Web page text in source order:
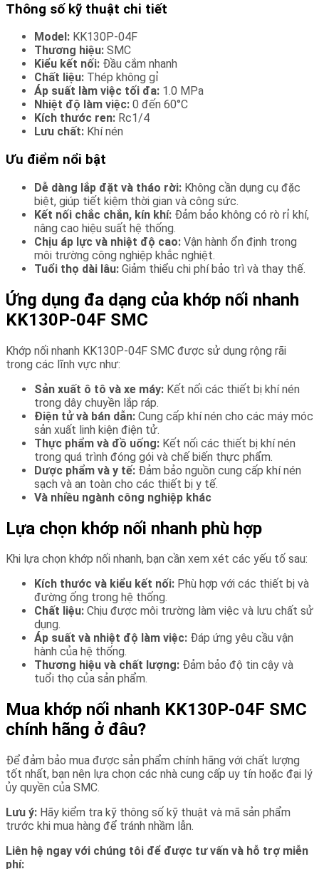
Thông số kỹ thuật chi tiết
Model: KK130P-04F
Thương hiệu: SMC
Kiểu kết nối: Đầu cắm nhanh
Chất liệu: Thép không gỉ
Áp suất làm việc tối đa: 1.0 MPa
Nhiệt độ làm việc: 0 đến 60°C
Kích thước ren: Rc1/4
Lưu chất: Khí nén
Ưu điểm nổi bật
Dễ dàng lắp đặt và tháo rời: Không cần dụng cụ đặc
biệt, giúp tiết kiệm thời gian và công sức.
Kết nối chắc chắn, kín khí: Đảm bảo không có rò rỉ khí,
nâng cao hiệu suất hệ thống.
Chịu áp lực và nhiệt độ cao: Vận hành ổn định trong
môi trường công nghiệp khắc nghiệt.
Tuổi thọ dài lâu: Giảm thiểu chi phí bảo trì và thay thế.
Ứng dụng đa dạng của khớp nối nhanh
KK130P-04F SMC
Khớp nối nhanh KK130P-04F SMC được sử dụng rộng rãi
trong các lĩnh vực như:
Sản xuất ô tô và xe máy: Kết nối các thiết bị khí nén
trong dây chuyền lắp ráp.
Điện tử và bán dẫn: Cung cấp khí nén cho các máy móc
sản xuất linh kiện điện tử.
Thực phẩm và đồ uống: Kết nối các thiết bị khí nén
trong quá trình đóng gói và chế biến thực phẩm.
Dược phẩm và y tế: Đảm bảo nguồn cung cấp khí nén
sạch và an toàn cho các thiết bị y tế.
Và nhiều ngành công nghiệp khác
Lựa chọn khớp nối nhanh phù hợp
Khi lựa chọn khớp nối nhanh, bạn cần xem xét các yếu tố sau:
Kích thước và kiểu kết nối: Phù hợp với các thiết bị và
đường ống trong hệ thống.
Chất liệu: Chịu được môi trường làm việc và lưu chất sử
dụng.
Áp suất và nhiệt độ làm việc: Đáp ứng yêu cầu vận
hành của hệ thống.
Thương hiệu và chất lượng: Đảm bảo độ tin cậy và
tuổi thọ của sản phẩm.
Mua khớp nối nhanh KK130P-04F SMC
chính hãng ở đâu?
Để đảm bảo mua được sản phẩm chính hãng với chất lượng
tốt nhất, bạn nên lựa chọn các nhà cung cấp uy tín hoặc đại lý
ủy quyền của SMC.
Lưu ý: Hãy kiểm tra kỹ thông số kỹ thuật và mã sản phẩm
trước khi mua hàng để tránh nhầm lẫn.
Liên hệ ngay với chúng tôi để được tư vấn và hỗ trợ miễn
phí: